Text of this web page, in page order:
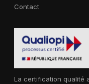
Contact
La certification qualité